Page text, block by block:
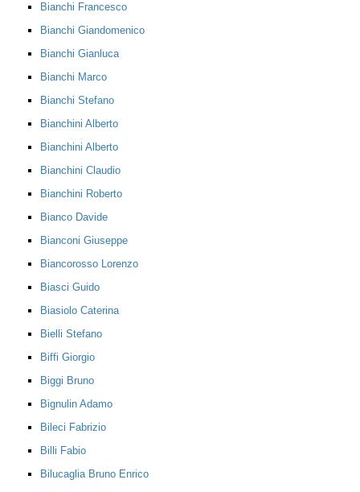
Bianchi Francesco
Bianchi Giandomenico
Bianchi Gianluca
Bianchi Marco
Bianchi Stefano
Bianchini Alberto
Bianchini Alberto
Bianchini Claudio
Bianchini Roberto
Bianco Davide
Bianconi Giuseppe
Biancorosso Lorenzo
Biasci Guido
Biasiolo Caterina
Bielli Stefano
Biffi Giorgio
Biggi Bruno
Bignulin Adamo
Bileci Fabrizio
Billi Fabio
Bilucaglia Bruno Enrico